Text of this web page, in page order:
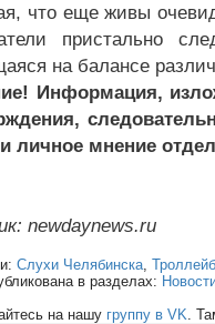
что еще живы
пристально
на балансе
Информация,
личное мнение
newdaynews.ru
Слухи Челябинска
в разделах:
на нашу группу в VK .